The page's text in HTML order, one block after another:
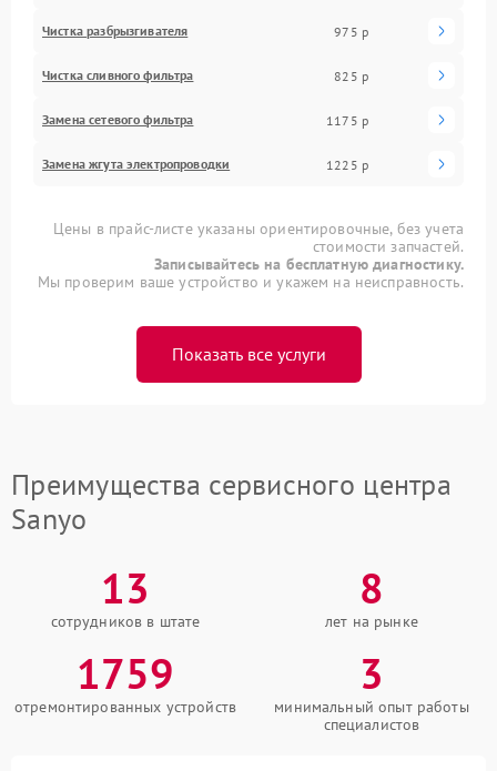
Чистка разбрызгивателя 975 р
Чистка сливного фильтра 825 р
Замена сетевого фильтра 1175 р
Замена жгута электропроводки 1225 р
Цены в прайс-листе указаны ориентировочные, без учета
стоимости запчастей.
Записывайтесь на бесплатную диагностику.
Мы проверим ваше устройство и укажем на неисправность.
Показать все услуги
Преимущества сервисного центра
Sanyo
13
сотрудников в штате
8
лет на рынке
1759
отремонтированных устройств
3
минимальный опыт работы
специалистов